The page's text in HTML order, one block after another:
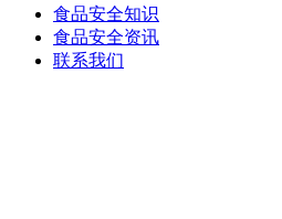
食品安全知识
食品安全资讯
联系我们